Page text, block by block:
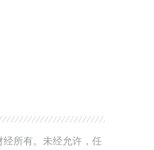
所有。未经允许，任